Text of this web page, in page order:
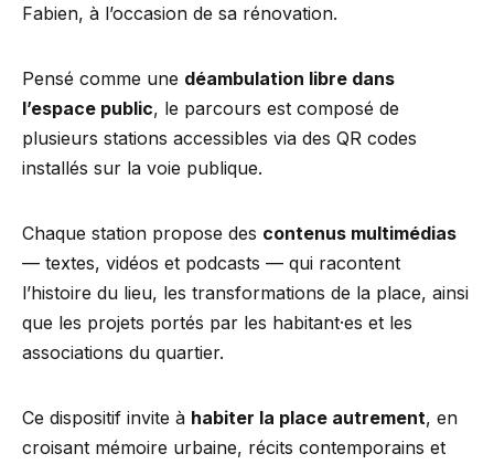
Fabien, à l’occasion de sa rénovation.
Pensé comme une déambulation libre dans
l’espace public, le parcours est composé de
plusieurs stations accessibles via des QR codes
installés sur la voie publique.
Chaque station propose des contenus multimédias
— textes, vidéos et podcasts — qui racontent
l’histoire du lieu, les transformations de la place, ainsi
que les projets portés par les habitant·es et les
associations du quartier.
Ce dispositif invite à habiter la place autrement, en
croisant mémoire urbaine, récits contemporains et